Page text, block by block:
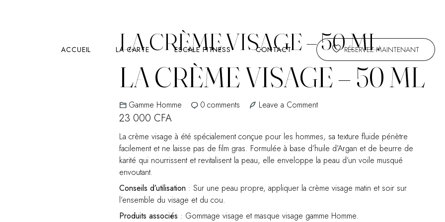
ACCUEIL LA CARTE ESCALE FITNESS CONTACT RÉSERVEZ MAINTENANT
LA CRÈME VISAGE – 50 ML
LA CRÈME VISAGE – 50 ML
Gamme Homme 0 comments Leave a Commenton
visage
–
50
23 000 CFA
La crème visage à été spécialement conçue pour les hommes, sa texture fluide pénètre
facilement et ne laisse pas de film gras. Formulée à base d’huile d’Argan et de beurre de
karité qui nourrissent et revitalisent la peau, elle enveloppe la peau d’un voile musqué
envoutant.
Conseils d’utilisation : Sur une peau propre, appliquer la crème visage matin et soir sur
l’ensemble du visage et du cou.
Produits associés : Gommage visage et masque visage gamme Homme.